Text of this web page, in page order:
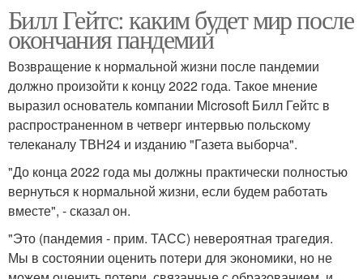
Билл Гейтс: каким будет мир после
окончания пандемии
Возвращение к нормальной жизни после пандемии
должно произойти к концу 2022 года. Такое мнение
выразил основатель компании Microsoft Билл Гейтс в
распространенном в четверг интервью польскому
телеканалу ТВН24 и изданию "Газета выборча".
"До конца 2022 года мы должны практически полностью
вернуться к нормальной жизни, если будем работать
вместе", - сказал он.
"Это (пандемия - прим. ТАСС) невероятная трагедия.
Мы в состоянии оценить потери для экономики, но не